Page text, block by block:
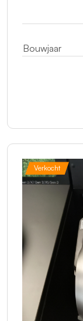
Bouwjaar
Verkocht